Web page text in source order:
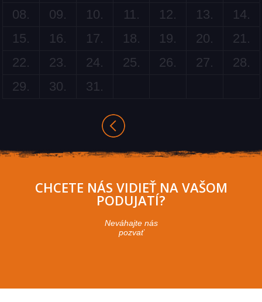
08.
09. 10. 11. 12. 13.
14.
15.
16. 17. 18. 19. 20.
21.
22.
23. 24. 25. 26. 27.
28.
29.
30. 31.
CHCETE NÁS VIDIEŤ NA VAŠOM
PODUJATÍ?
Neváhajte nás
pozvať